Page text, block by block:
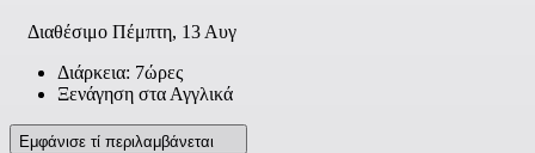
Διαθέσιμο Πέμπτη, 13 Αυγ
Διάρκεια: 7ώρες
Ξενάγηση στα Αγγλικά
Εμφάνισε τί περιλαμβάνεται